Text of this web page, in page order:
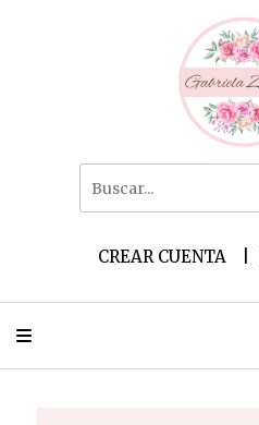
CREAR CUENTA